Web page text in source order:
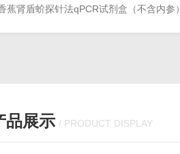
蕉肾盾蚧探针法qPCR试剂盒（不含内参）
品展示 / PRODUCT DISPLAY